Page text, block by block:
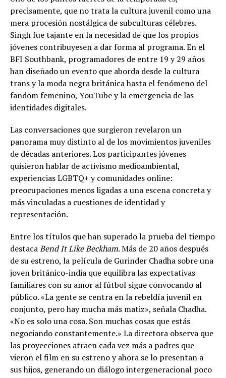
precisamente, que no trata la cultura juvenil como una
mera procesión nostálgica de subculturas célebres.
Singh fue tajante en la necesidad de que los propios
jóvenes contribuyesen a dar forma al programa. En el
BFI Southbank, programadores de entre 19 y 29 años
han diseñado un evento que aborda desde la cultura
trans y la moda negra británica hasta el fenómeno del
fandom femenino, YouTube y la emergencia de las
identidades digitales.
Las conversaciones que surgieron revelaron un
panorama muy distinto al de los movimientos juveniles
de décadas anteriores. Los participantes jóvenes
quisieron hablar de activismo medioambiental,
experiencias LGBTQ+ y comunidades online:
preocupaciones menos ligadas a una escena concreta y
más vinculadas a cuestiones de identidad y
representación.
Entre los títulos que han superado la prueba del tiempo
destacaBend It Like Beckham. Más de 20 años después
de su estreno, la película de Gurinder Chadha sobre una
joven británico-india que equilibra las expectativas
familiares con su amor al fútbol sigue convocando al
público. «La gente se centra en la rebeldía juvenil en
conjunto, pero hay mucha más matiz», señala Chadha.
«No es solo una cosa. Son muchas cosas que estás
negociando constantemente.» La directora observa que
las proyecciones atraen cada vez más a padres que
vieron el film en su estreno y ahora se lo presentan a
sus hijos, generando un diálogo intergeneracional poco